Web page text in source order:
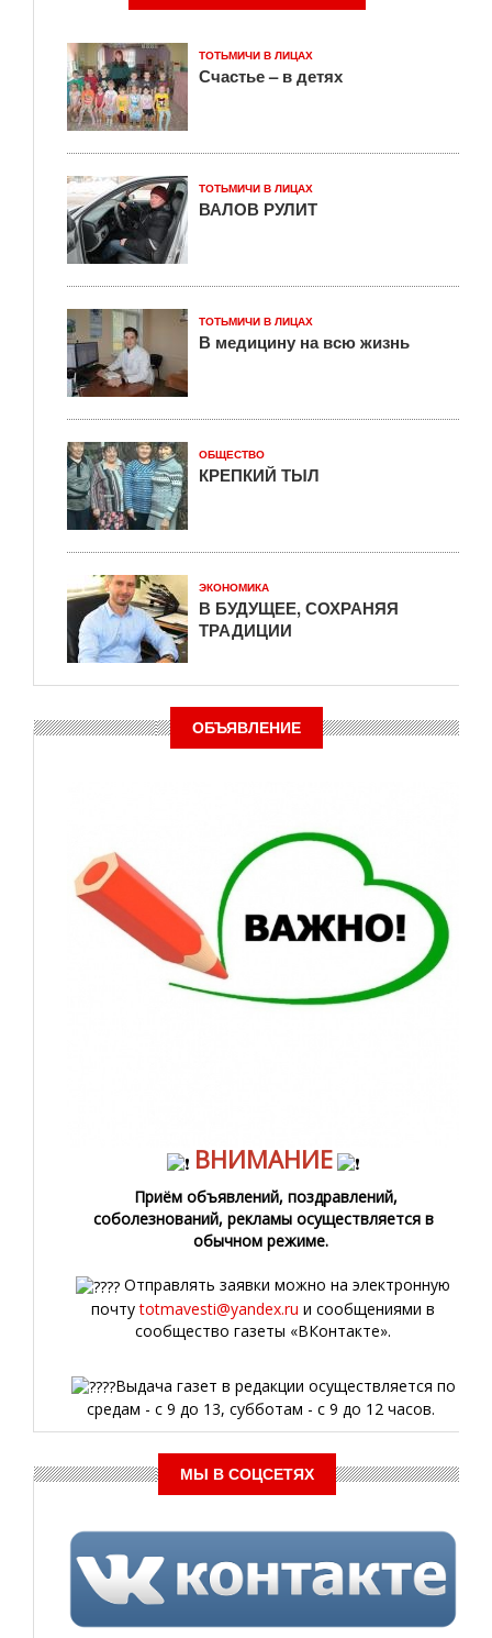
ТОТЬМИЧИ В ЛИЦАХ
Счастье – в детях
ТОТЬМИЧИ В ЛИЦАХ
ВАЛОВ РУЛИТ
ТОТЬМИЧИ В ЛИЦАХ
В медицину на всю жизнь
ОБЩЕСТВО
КРЕПКИЙ ТЫЛ
ЭКОНОМИКА
В БУДУЩЕЕ, СОХРАНЯЯ
ТРАДИЦИИ
ОБЪЯВЛЕНИЕ
ВНИМАНИЕ
Приём объявлений, поздравлений,
соболезнований, рекламы осуществляется в
обычном режиме.
Отправлять заявки можно на электронную
почтуtotmavesti@yandex.ru и сообщениями в
сообщество газеты «ВКонтакте».
Выдача газет в редакции осуществляется по
средам - с 9 до 13, субботам - с 9 до 12 часов.
МЫ В СОЦСЕТЯХ